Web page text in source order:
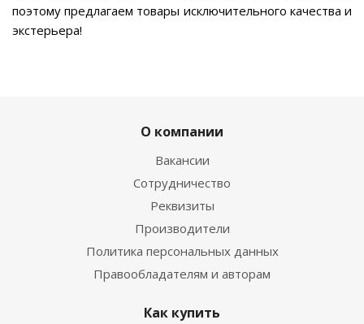
поэтому предлагаем товары исключительного качества и
экстерьера!
О компании
Вакансии
Сотрудничество
Реквизиты
Производители
Политика персональных данных
Правообладателям и авторам
Как купить